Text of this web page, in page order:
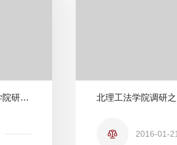
北京电信向北理工法学院研究生新生赠送3G手机
2016-01-21